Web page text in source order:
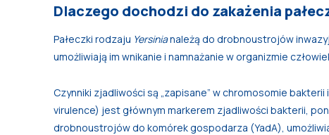
Dlaczego dochodzi do zakażenia
Pałeczki rodzaju Yersinianależą do drobnoustrojów
umożliwiają im wnikanie i namnażanie w organizmie
Czynniki zjadliwości są „zapisane” w chromosomie
virulence) jest głównym markerem zjadliwości bakterii,
drobnoustrojów do komórek gospodarza (YadA),